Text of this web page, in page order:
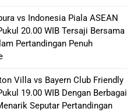
vs Indonesia Piala ASEAN
20.00 WIB Tersaji Bersama
Pertandingan Penuh
Villa vs Bayern Club Friendly
19.00 WIB Dengan Berbagai
Seputar Pertandingan